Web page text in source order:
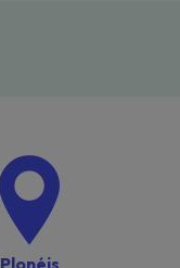
Plonéis